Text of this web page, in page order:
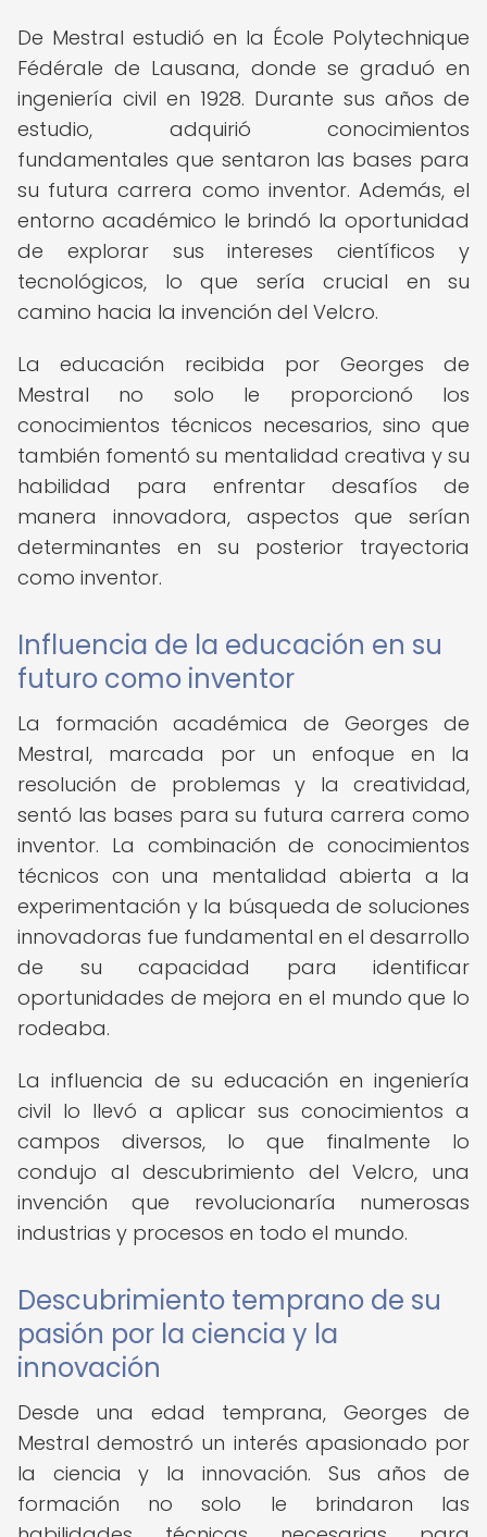
De Mestral estudió en la École Polytechnique
Fédérale de Lausana, donde se graduó en
ingeniería civil en 1928. Durante sus años de
estudio, adquirió conocimientos
fundamentales que sentaron las bases para
su futura carrera como inventor. Además, el
entorno académico le brindó la oportunidad
de explorar sus intereses científicos y
tecnológicos, lo que sería crucial en su
camino hacia la invención del Velcro.
La educación recibida por Georges de
Mestral no solo le proporcionó los
conocimientos técnicos necesarios, sino que
también fomentó su mentalidad creativa y su
habilidad para enfrentar desafíos de
manera innovadora, aspectos que serían
determinantes en su posterior trayectoria
como inventor.
Influencia de la educación en su
futuro como inventor
La formación académica de Georges de
Mestral, marcada por un enfoque en la
resolución de problemas y la creatividad,
sentó las bases para su futura carrera como
inventor. La combinación de conocimientos
técnicos con una mentalidad abierta a la
experimentación y la búsqueda de soluciones
innovadoras fue fundamental en el desarrollo
de su capacidad para identificar
oportunidades de mejora en el mundo que lo
rodeaba.
La influencia de su educación en ingeniería
civil lo llevó a aplicar sus conocimientos a
campos diversos, lo que finalmente lo
condujo al descubrimiento del Velcro, una
invención que revolucionaría numerosas
industrias y procesos en todo el mundo.
Descubrimiento temprano de su
pasión por la ciencia y la
innovación
Desde una edad temprana, Georges de
Mestral demostró un interés apasionado por
la ciencia y la innovación. Sus años de
formación no solo le brindaron las